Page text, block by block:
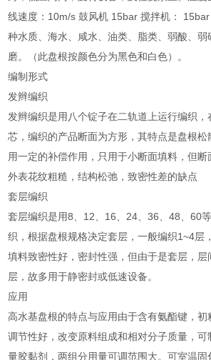
线速度：10m/s 鼓风机 15bar 搅拌机：
种水质、海水、咸水、油类、脂类、弱酸、
磨。（此盘根按颜色分为黑色和白色）。
编制形式
发辫编织
发辫编织是用八个锭子在二轨道上运行编织
芯，编织的产品断面为方形，其特点是盘根
用一定的补偿作用，只用于小断面填料，但
外表花纹粗糙，结构松弛，致密性差的缺点
套层编织
套层编织是用8、12、16、24、36、48、60
织，根据盘根规格决定套层，一般编织1~4层
填料致密性好，密封性强，但由于是套层，
层，故多用于静密封或低速设备。
应用
高水基盘根的特点与应用由于含有氨酯键，
调节性好，改变原料组成和相对分子质量，
量胶黏剂，两组分用量可调范围大。可室温